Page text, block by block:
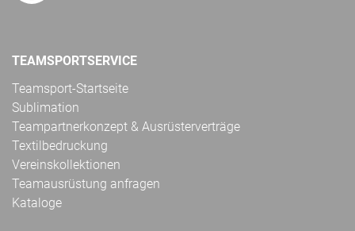
TEAMSPORTSERVICE
Teamsport-Startseite
Sublimation
Teampartnerkonzept & Ausrüsterverträge
Textilbedruckung
Vereinskollektionen
Teamausrüstung anfragen
Kataloge